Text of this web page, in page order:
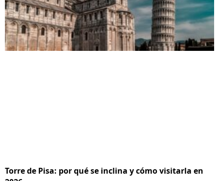
Torre de Pisa: por qué se inclina y cómo visitarla en